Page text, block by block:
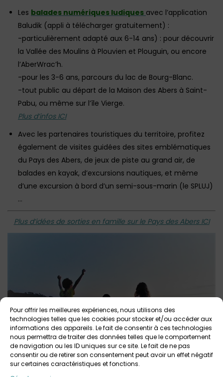
Pour offrir les meilleures expériences, nous utilisons des
technologies telles que les cookies pour stocker et/ou accéder aux
informations des appareils. Le fait de consentir à ces technologies
nous permettra de traiter des données telles que le comportement
de navigation ou les ID uniques sur ce site. Le fait de ne pas
consentir ou de retirer son consentement peut avoir un effet négatif
sur certaines caractéristiques et fonctions.
Les balades numériques ludiques avec l’application
Baludik (appli à télécharger gratuitement) :
-particulièrement adapté aux 6-14 ans) : pour découvrir
la Vallée des Moulins à Plouvien et Plouguin, ou encore
l’AberWrac’h.
-pour les 3-6 ans, parcours du lac de Bourg-Blanc.
-tout public au départ de la Maison des Abers à Saint-
Pabu, ou même sur l’île Vierge.
Plus d’infos ICI
Avec les partenaires touristiques du territoire, profitez
également de visites guidées des sites emblématiques
du Pays des Abers, de jeux de piste au grand air, de
balades en kayak, d’excursions nautiques, et même
d’une excursion à bord d’un semi-sous-marin (le SPLUJ)
…
Plus d’idées de sorties en famille sur le Pays des Abers ICI